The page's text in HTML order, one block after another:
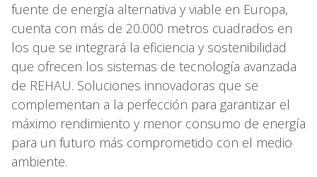
fuente de energía alternativa y viable en Europa,
cuenta con más de 20.000 metros cuadrados en
los que se integrará la eficiencia y sostenibilidad
que ofrecen los sistemas de tecnología avanzada
de REHAU. Soluciones innovadoras que se
complementan a la perfección para garantizar el
máximo rendimiento y menor consumo de energía
para un futuro más comprometido con el medio
ambiente.